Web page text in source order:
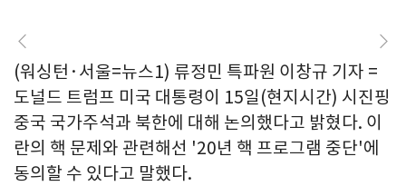
(워싱턴·서울=뉴스1) 류정민 특파원 이창규 기자 =
도널드 트럼프 미국 대통령이 15일(현지시간) 시진핑
중국 국가주석과 북한에 대해 논의했다고 밝혔다. 이
란의 핵 문제와 관련해선 '20년 핵 프로그램 중단'에
동의할 수 있다고 말했다.